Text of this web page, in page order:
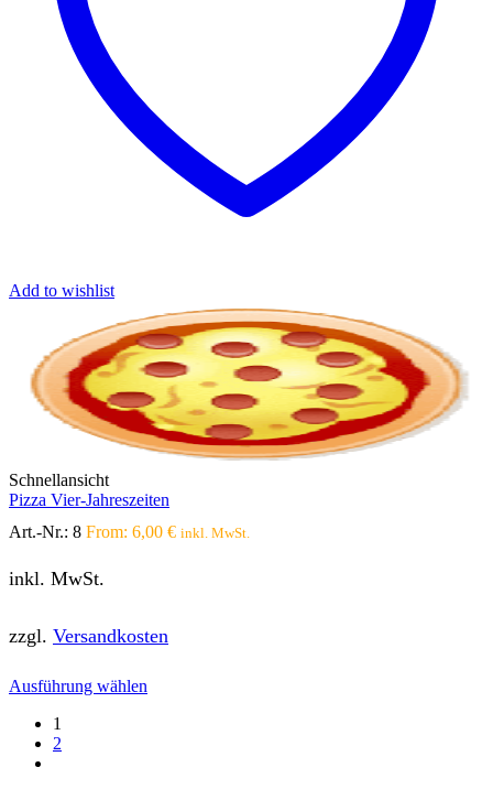
Add to wishlist
Schnellansicht
Pizza Vier-Jahreszeiten
Art.-Nr.: 8 From: 6,00 € inkl. MwSt.
inkl. MwSt.
zzgl. Versandkosten
Ausführung wählen
1
2